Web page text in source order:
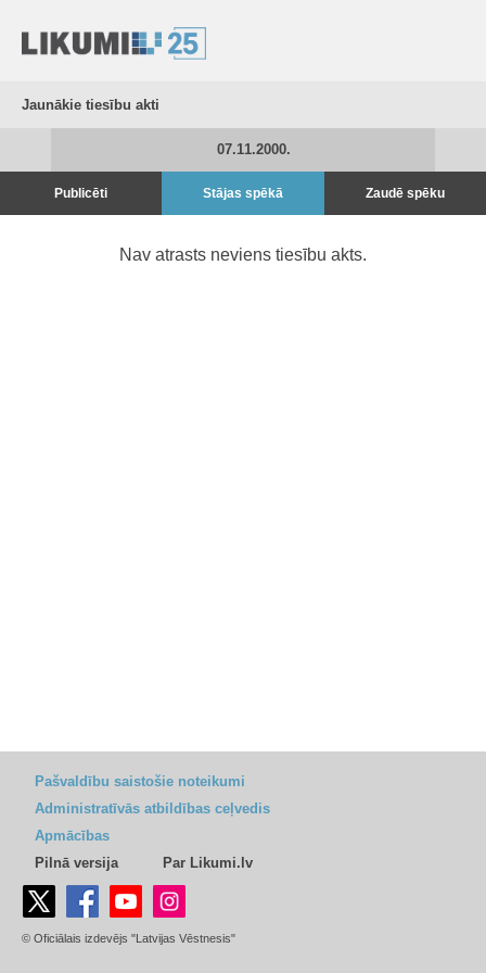
Jaunākie tiesību akti
07.11.2000.
Publicēti Stājas spēkā Zaudē spēku
Nav atrasts neviens tiesību akts.
Pašvaldību saistošie noteikumi
Administratīvās atbildības ceļvedis
Apmācības
Pilnā versija
Par Likumi.lv
© Oficiālais izdevējs "Latvijas Vēstnesis"